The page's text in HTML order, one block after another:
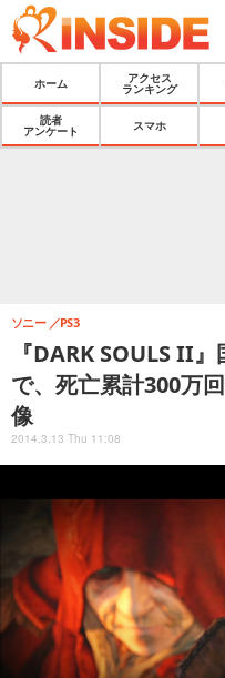
ホーム
アクセス
ランキング
読者
アンケート
スマホ
『DARK SOULS II
で、死亡累計300万
像
ソニー PS3
2014.3.13 Thu 11:08